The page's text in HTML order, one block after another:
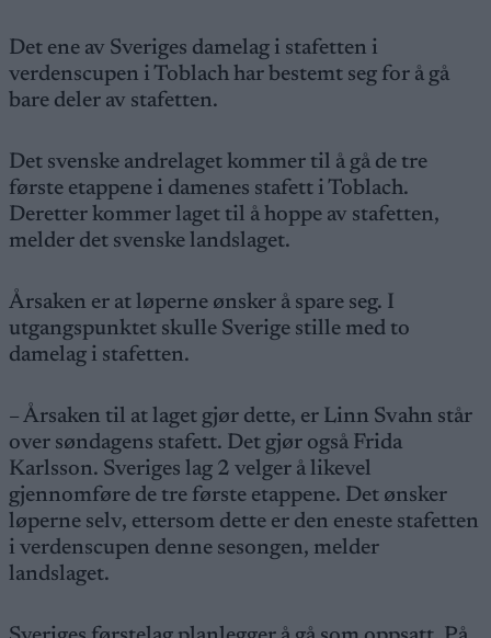
Det ene av Sveriges damelag i stafetten i
verdenscupen i Toblach har bestemt seg for å gå
bare deler av stafetten.
Det svenske andrelaget kommer til å gå de tre
første etappene i damenes stafett i Toblach.
Deretter kommer laget til å hoppe av stafetten,
melder det svenske landslaget.
Årsaken er at løperne ønsker å spare seg. I
utgangspunktet skulle Sverige stille med to
damelag i stafetten.
– Årsaken til at laget gjør dette, er Linn Svahn står
over søndagens stafett. Det gjør også Frida
Karlsson. Sveriges lag 2 velger å likevel
gjennomføre de tre første etappene. Det ønsker
løperne selv, ettersom dette er den eneste stafetten
i verdenscupen denne sesongen, melder
landslaget.